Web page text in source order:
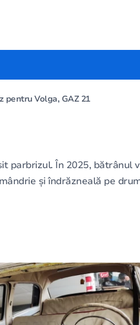
pentru Volga, GAZ 21
parbrizul. În 2025,
și îndrăzneală pe